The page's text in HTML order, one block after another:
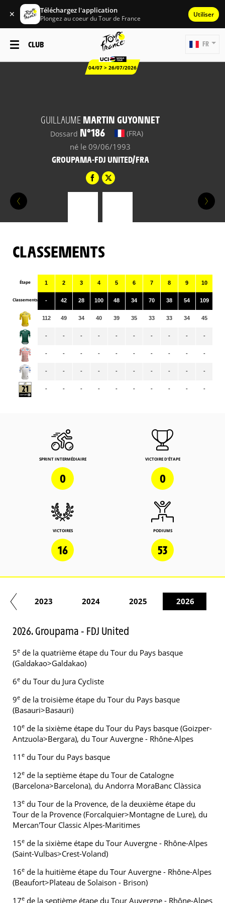
✕ Téléchargez l'application
Plongez au coeur du Tour de France Utiliser
CLUB
04/07 > 26/07/2026
FR
GUILLAUME MARTIN GUYONNET
Dossard N°186 (FRA)
né le 09/06/1993
GROUPAMA-FDJ UNITED/FRA
CLASSEMENTS
Étape
Classements
1
-
112
-
-
-
-
2
42
49
-
-
-
-
3
28
34
-
-
-
-
4
100
40
-
-
-
-
5
48
39
-
-
-
-
6
34
35
-
-
-
-
7
70
33
-
-
-
-
8
38
33
-
-
-
-
9
54
34
-
-
-
-
10
109
45
-
-
-
-
SPRINT INTERMÉDIAIRE
0
VICTOIRE D'ÉTAPE
0
VICTOIRES
16
PODIUMS
53
2023 2024 2025 2026
2026. Groupama - FDJ United
5e de la quatrième étape du Tour du Pays basque
(Galdakao>Galdakao)
6e du Tour du Jura Cycliste
9e de la troisième étape du Tour du Pays basque
(Basauri>Basauri)
10e de la sixième étape du Tour du Pays basque (Goizper-
Antzuola>Bergara), du Tour Auvergne - Rhône-Alpes
11 e du Tour du Pays basque
12e de la septième étape du Tour de Catalogne
(Barcelona>Barcelona), du Andorra MoraBanc Clàssica
13e du Tour de la Provence, de la deuxième étape du
Tour de la Provence (Forcalquier>Montagne de Lure), du
Mercan'Tour Classic Alpes-Maritimes
15e de la sixième étape du Tour Auvergne - Rhône-Alpes
(Saint-Vulbas>Crest-Voland)
16e de la huitième étape du Tour Auvergne - Rhône-Alpes
(Beaufort>Plateau de Solaison - Brison)
17e de la septième étape du Tour Auvergne - Rhône-Alpes